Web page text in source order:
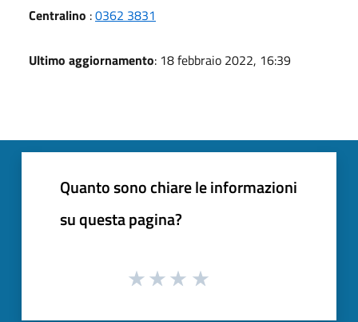
Centralino :0362 3831
Ultimo aggiornamento: 18 febbraio 2022, 16:39
Quanto sono chiare le informazioni
su questa pagina?